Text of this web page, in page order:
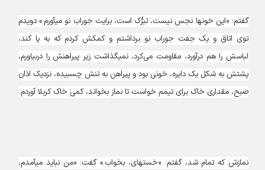
گفتم: «این خون‎ها نجس نیست، تبرُّک است، برایت جوراب نو می‎آورم.» دویدم
توی اتاق و یک جفت جوراب نو برداشتم و کمکش کردم که به پا کند،
لباسش را هم درآورد، مقاومت می‌کرد، نمی‏گذاشت زیر پیراهنش را دربیاورم،
پشتش به شکل یک دایره، خونی بود و پیراهن به تنش چسبیده، نزدیک اذان
صبح، مقداری خاک برای تیمم خواست تا نماز بخواند، کمی خاک کربلا آوردم.
نمازش که تمام شد، گفتم: «خسته‎ای، بخواب.» گفت: «من نباید می‎آمدم،